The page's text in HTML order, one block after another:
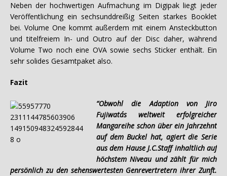
Neben der hochwertigen Aufmachung im Digipak liegt jeder
Veröffentlichung ein sechsunddreißig Seiten starkes Booklet
bei. Volume One kommt außerdem mit einem Ansteckbutton
und titelfreiem In- und Outro auf der Disc daher, während
Volume Two noch eine OVA sowie sechs Sticker enthält. Ein
sehr solides Gesamtpaket also.
Fazit
“Obwohl die Adaption von Jiro
Fujiwata´s weltweit erfolgreicher
Mangareihe schon über ein Jahrzehnt
auf dem Buckel hat, agiert die Serie
aus dem Hause J.C.Staff inhaltlich auf
höchstem Niveau und zählt für mich
persönlich zu den sehenswertesten Genrevertretern ihrer Zunft.